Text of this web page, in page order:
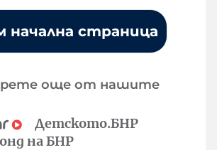
начална страница
още от нашите
Детското.БНР
на БНР